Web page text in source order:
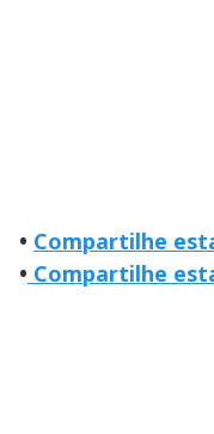
• Compartilhe
• Compartilhe